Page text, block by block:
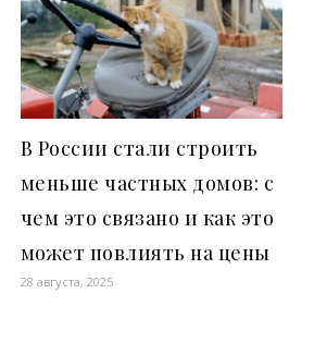
В России стали строить
меньше частных домов: с
чем это связано и как это
может повлиять на цены
28 августа, 2025